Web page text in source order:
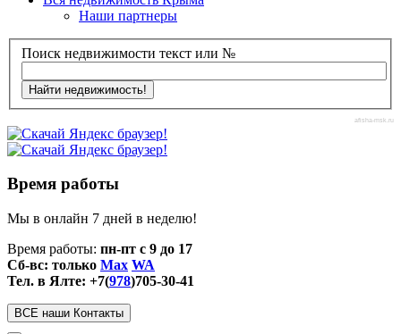
Наши партнеры
Поиск недвижимости текст или №
afisha-msk.ru
Время работы
Мы в онлайн 7 дней в неделю!
Время работы: пн-пт с 9 до 17
Сб-вс: только Max WA
Тел. в Ялте: +7(978)705-30-41
ВСЕ наши Контакты